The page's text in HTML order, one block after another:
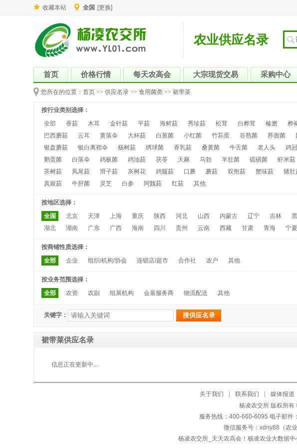
收藏本站 全国 [更换]
农业供应名录
首页 价格行情 每天农高会 大宗现货交易 采购中心
您所在的位置： 首页 >> 供应名录 >> 食用菌类 >> 裙带菜
按行业类别选择：
全部
香菇 木耳 金针菇 平菇 海鲜菇 秀珍菇 松茸 白桦茸 榛磨 桦
巴西蘑菇
云耳 黄落伞 大杯菇 白葱菌 小红菌 竹荪蛋 谷熟菌 荞面菌
银盘蘑菇
银白离褶伞 杨树菇 绣球菌 香乳菇 桑黄菌 牛舌菌 老人头 鸡
鹅蛋菌
白落伞 鸡枞菌 鸡油菇 茯苓 天麻 马勃 羊肚菌 硫磺菌 虾米菇
茶树菇
凤尾菇 滑子菇 灰树花 鸡腿菇 口蘑 蘑菇 双孢菇 蟹味菇 猪肚
真姬菇
牛肝菌 灵芝 白参 阿魏菇 红菇 其他
按地区选择：
全国
北京 天津 上海 重庆 陕西 河北 山西 内蒙古 辽宁 吉林
湖北
湖南 广东 广西 海南 四川 贵州 云南 西藏 甘肃 青海 宁夏
按商铺性质选择：
全部
企业 组织/机构/协会 连锁店/超市 合作社 农户 其他
按业务范围选择：
全部
农资 农副 组展机构 会展服务商 物流配送 其他
关键字：
裙带菜供应名录
信息正在更新中...
关于我们 联系我们 媒体报道
杨凌农交所 版权所有
服务热线：400-660-6095 电子邮件
微信服务号：xdny88（农
杨凌农交所_天天农高会！杨凌农业大数据